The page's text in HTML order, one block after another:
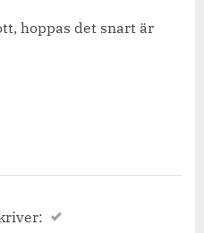
hoppas det snart är